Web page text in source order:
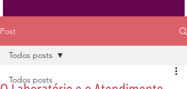
Post
Todos posts
Todos posts